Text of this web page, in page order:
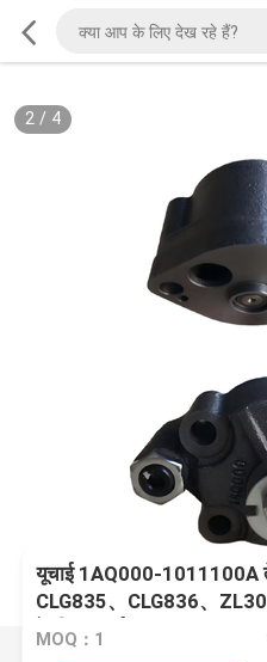
2/ 4
यूचाई 1AQ000-1011100A
CLG835、CLG836、
के लिए यूचाई इंजन YC490、
MOQ：1